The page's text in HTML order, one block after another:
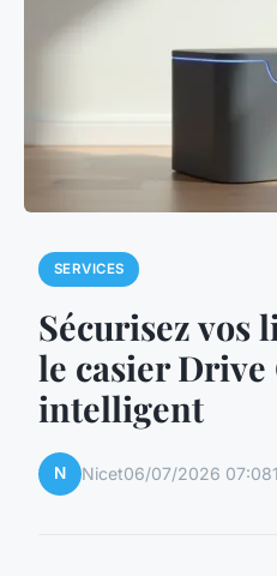
SERVICES
Sécurisez vos
le casier Drive
intelligent
N Nicet06/07/2026 07:08